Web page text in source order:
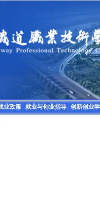
业政策 就业与创业指导 创新创业